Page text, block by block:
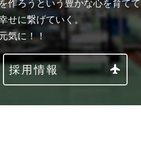
作ろうという豊かな心を育て
せに繋げていく。
気に！！
採用情報